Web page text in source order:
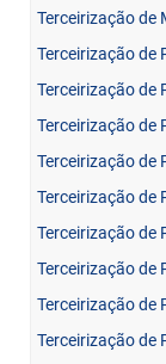
Terceirização de
Terceirização de
Terceirização de
Terceirização de
Terceirização de
Terceirização de
Terceirização de
Terceirização de
Terceirização de
Terceirização de